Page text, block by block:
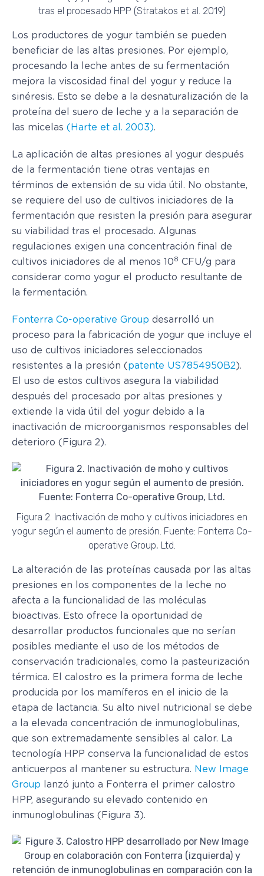
tras el procesado HPP (Stratakos et al. 2019)
Los productores de yogur también se pueden
beneficiar de las altas presiones. Por ejemplo,
procesando la leche antes de su fermentación
mejora la viscosidad final del yogur y reduce la
sinéresis. Esto se debe a la desnaturalización de la
proteína del suero de leche y a la separación de
las micelas (Harte et al. 2003).
La aplicación de altas presiones al yogur después
de la fermentación tiene otras ventajas en
términos de extensión de su vida útil. No obstante,
se requiere del uso de cultivos iniciadores de la
fermentación que resisten la presión para asegurar
su viabilidad tras el procesado. Algunas
regulaciones exigen una concentración final de
cultivos iniciadores de al menos 108 CFU/g para
considerar como yogur el producto resultante de
la fermentación.
Fonterra Co-operative Group desarrolló un
proceso para la fabricación de yogur que incluye el
uso de cultivos iniciadores seleccionados
resistentes a la presión (patente US7854950B2).
El uso de estos cultivos asegura la viabilidad
después del procesado por altas presiones y
extiende la vida útil del yogur debido a la
inactivación de microorganismos responsables del
deterioro (Figura 2).
Figura 2. Inactivación de moho y cultivos iniciadores en
yogur según el aumento de presión. Fuente: Fonterra Co-
operative Group, Ltd.
La alteración de las proteínas causada por las altas
presiones en los componentes de la leche no
afecta a la funcionalidad de las moléculas
bioactivas. Esto ofrece la oportunidad de
desarrollar productos funcionales que no serían
posibles mediante el uso de los métodos de
conservación tradicionales, como la pasteurización
térmica. El calostro es la primera forma de leche
producida por los mamíferos en el inicio de la
etapa de lactancia. Su alto nivel nutricional se debe
a la elevada concentración de inmunoglobulinas,
que son extremadamente sensibles al calor. La
tecnología HPP conserva la funcionalidad de estos
anticuerpos al mantener su estructura. New Image
Group lanzó junto a Fonterra el primer calostro
HPP, asegurando su elevado contenido en
inmunoglobulinas (Figura 3).